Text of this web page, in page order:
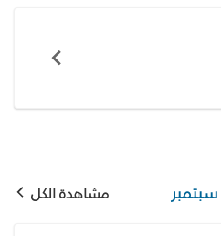
سبتمبر مشاهدة الكل